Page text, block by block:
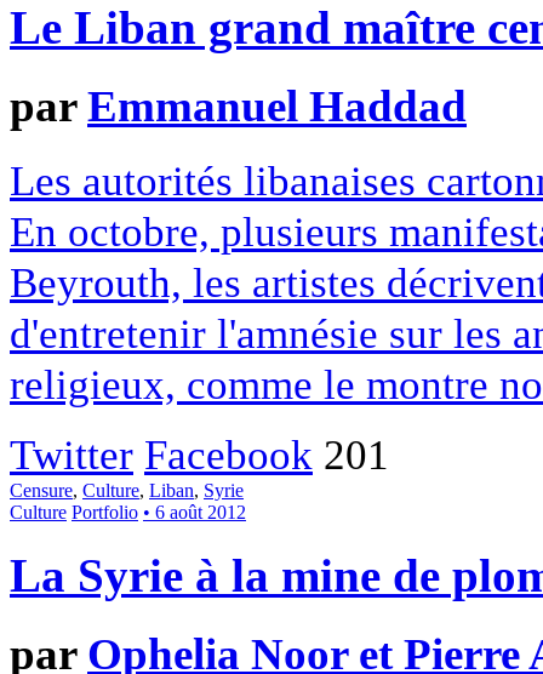
Le Liban grand maître
parEmmanuel Haddad
Les autorités libanaises
En octobre, plusieurs
Beyrouth, les artistes
d'entretenir l'amnésie sur les
religieux, comme le montre
Twitter Facebook 201
Censure, Culture, Liban, Syrie
Culture Portfolio • 6 août 2012
La Syrie à la mine de
par Ophelia Noor et Pierre